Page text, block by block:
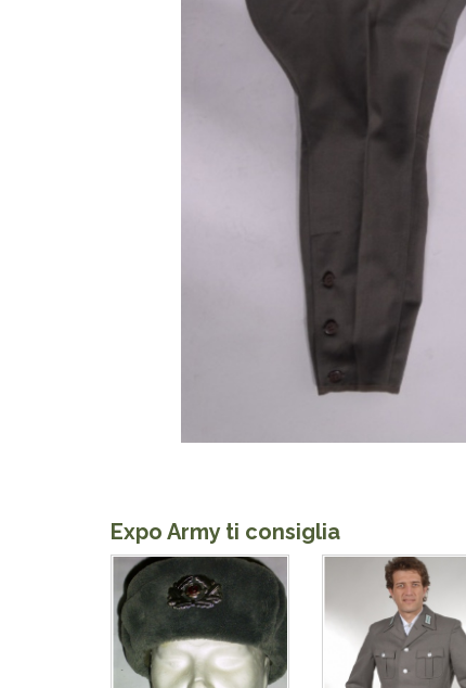
Expo Army ti consiglia